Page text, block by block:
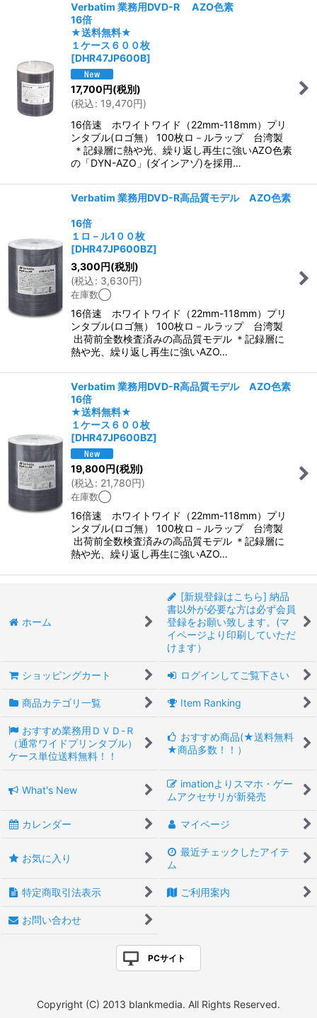
Verbatim 業務用DVD-R AZO色素
16倍
★送料無料★
１ケース６００枚
[DHR47JP600B]
17,700円(税別)
(税込: 19,470円)
16倍速 ホワイトワイド（22mm-118mm）プリ
ンタブル(ロゴ無） 100枚ロ－ルラップ 台湾製
＊記録層に熱や光、繰り返し再生に強いAZO色素
の「DYN-AZO」(ダインアゾ)を採用…
Verbatim 業務用DVD-R高品質モデル AZO色素
16倍
１ロ－ル1００枚
[DHR47JP600BZ]
3,300円(税別)
(税込: 3,630円)
在庫数◯
16倍速 ホワイトワイド（22mm-118mm）プリ
ンタブル(ロゴ無） 100枚ロ－ルラップ 台湾製
出荷前全数検査済みの高品質モデル ＊記録層に
熱や光、繰り返し再生に強いAZO…
Verbatim 業務用DVD-R高品質モデル AZO色素
16倍
★送料無料★
１ケース６００枚
[DHR47JP600BZ]
19,800円(税別)
(税込: 21,780円)
在庫数◯
16倍速 ホワイトワイド（22mm-118mm）プリ
ンタブル(ロゴ無） 100枚ロ－ルラップ 台湾製
出荷前全数検査済みの高品質モデル ＊記録層に
熱や光、繰り返し再生に強いAZO…
ホーム
[新規登録はこちら] 納品
書以外が必要な方は必ず会員
登録をお願い致します。(マ
イページより印刷していただ
けます）
ショッピングカート ログインしてご覧下さい
商品カテゴリ一覧 Item Ranking
おすすめ業務用ＤＶＤ-Ｒ
（通常ワイドプリンタブル）
ケース単位送料無料！！
おすすめ商品(★送料無料
★商品多数！！）
What's New
imationよりスマホ・ゲー
ムアクセサリが新発売
カレンダー マイページ
お気に入り
最近チェックしたアイテ
ム
特定商取引法表示 ご利用案内
お問い合わせ
PCサイト
Copyright (C) 2013 blankmedia. All Rights Reserved.